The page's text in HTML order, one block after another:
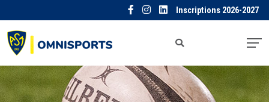
Inscriptions 2026-2027